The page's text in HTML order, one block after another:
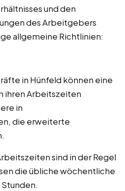
und den
des Arbeitgebers
allgemeine Richtlinien:
in Hünfeld können eine
ihren Arbeitszeiten
in
die erweiterte
sind in der Regel
die übliche wöchentliche